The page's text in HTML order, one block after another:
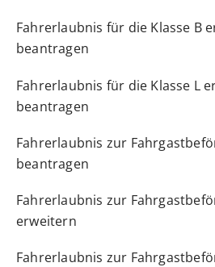
Fahrerlaubnis für die Klasse B
beantragen
Fahrerlaubnis für die Klasse L
beantragen
Fahrerlaubnis zur
beantragen
Fahrerlaubnis zur
erweitern
Fahrerlaubnis zur